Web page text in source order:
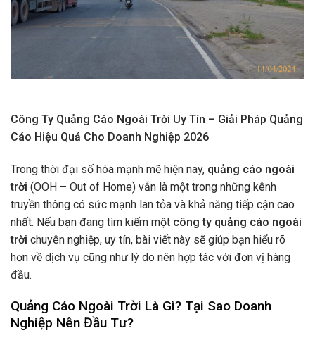
Công Ty Quảng Cáo Ngoài Trời Uy Tín – Giải Pháp Quảng
Cáo Hiệu Quả Cho Doanh Nghiệp 2026
Trong thời đại số hóa mạnh mẽ hiện nay, quảng cáo ngoài
trời (OOH – Out of Home) vẫn là một trong những kênh
truyền thông có sức mạnh lan tỏa và khả năng tiếp cận cao
nhất. Nếu bạn đang tìm kiếm một công ty quảng cáo ngoài
trời chuyên nghiệp, uy tín, bài viết này sẽ giúp bạn hiểu rõ
hơn về dịch vụ cũng như lý do nên hợp tác với đơn vị hàng
đầu.
Quảng Cáo Ngoài Trời Là Gì? Tại Sao Doanh
Nghiệp Nên Đầu Tư?